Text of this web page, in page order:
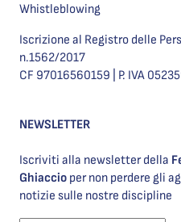
Whistleblowing
Iscrizione al Registro delle
n.1562/2017
CF 97016560159 | P. IVA
NEWSLETTER
Iscriviti alla newsletter della
Ghiaccio per non perdere gli
notizie sulle nostre discipline